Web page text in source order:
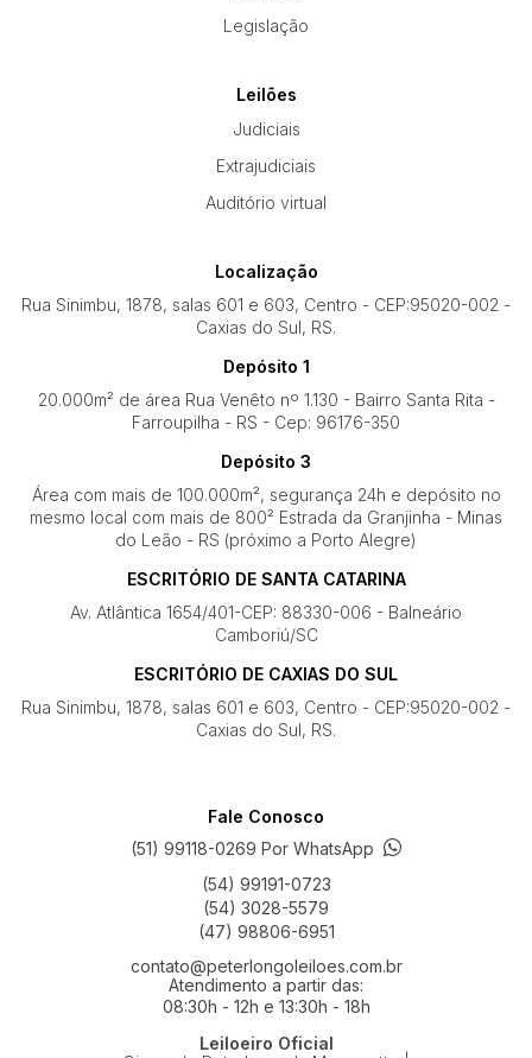
Legislação
Leilões
Judiciais
Extrajudiciais
Auditório virtual
Localização
Rua Sinimbu, 1878, salas 601 e 603, Centro - CEP:95020-002 -
Caxias do Sul, RS.
Depósito 1
20.000m² de área Rua Venêto nº 1.130 - Bairro Santa Rita -
Farroupilha - RS - Cep: 96176-350
Depósito 3
Área com mais de 100.000m², segurança 24h e depósito no
mesmo local com mais de 800² Estrada da Granjinha - Minas
do Leão - RS (próximo a Porto Alegre)
ESCRITÓRIO DE SANTA CATARINA
Av. Atlântica 1654/401-CEP: 88330-006 - Balneário
Camboriú/SC
ESCRITÓRIO DE CAXIAS DO SUL
Rua Sinimbu, 1878, salas 601 e 603, Centro - CEP:95020-002 -
Caxias do Sul, RS.
Fale Conosco
(51) 99118-0269 Por WhatsApp
(54) 99191-0723
(54) 3028-5579
(47) 98806-6951
contato@peterlongoleiloes.com.br
Atendimento a partir das:
08:30h - 12h e 13:30h - 18h
Leiloeiro Oficial